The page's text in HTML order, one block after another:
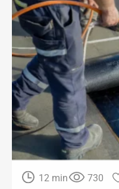
12 min 730